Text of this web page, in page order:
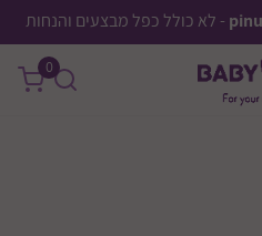
- לא כולל כפל מבצעים והנחות
0